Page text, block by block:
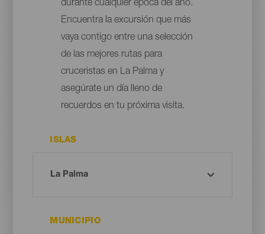
durante cualquier época del año.
Encuentra la excursión que más
vaya contigo entre una selección
de las mejores rutas para
cruceristas en La Palma y
asegúrate un día lleno de
recuerdos en tu próxima visita.
ISLAS
MUNICIPIO